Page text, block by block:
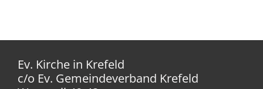
Ev. Kirche in Krefeld
c/o Ev. Gemeindeverband Krefeld